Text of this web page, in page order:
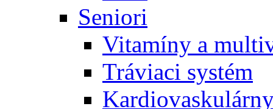
Seniori
Vitamíny a
Tráviaci systém